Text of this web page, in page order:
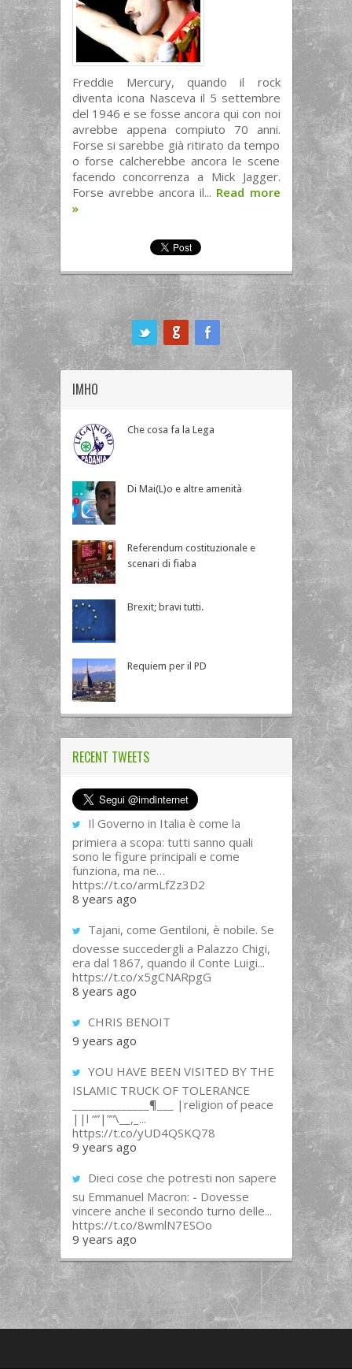
Freddie Mercury, quando il rock
diventa icona Nasceva il 5 settembre
del 1946 e se fosse ancora qui con noi
avrebbe appena compiuto 70 anni.
Forse si sarebbe già ritirato da tempo
o forse calcherebbe ancora le scene
facendo concorrenza a Mick Jagger.
Forse avrebbe ancora il... Read more
»
IMHO
Che cosa fa la Lega
Di Mai(L)o e altre amenità
Referendum costituzionale e
scenari di fiaba
Brexit; bravi tutti.
Requiem per il PD
RECENT TWEETS
Il Governo in Italia è come la
primiera a scopa: tutti sanno quali
sono le figure principali e come
funziona, ma ne…
https://t.co/armLfZz3D2
8 years ago
Tajani, come Gentiloni, è nobile. Se
dovesse succedergli a Palazzo Chigi,
era dal 1867, quando il Conte Luigi...
https://t.co/x5gCNARpgG
8 years ago
CHRIS BENOIT
9 years ago
YOU HAVE BEEN VISITED BY THE
ISLAMIC TRUCK OF TOLERANCE
______________¶___ |religion of peace
||l “”|””\__,_...
https://t.co/yUD4QSKQ78
9 years ago
Dieci cose che potresti non sapere
su Emmanuel Macron: - Dovesse
vincere anche il secondo turno delle...
https://t.co/8wmlN7ESOo
9 years ago